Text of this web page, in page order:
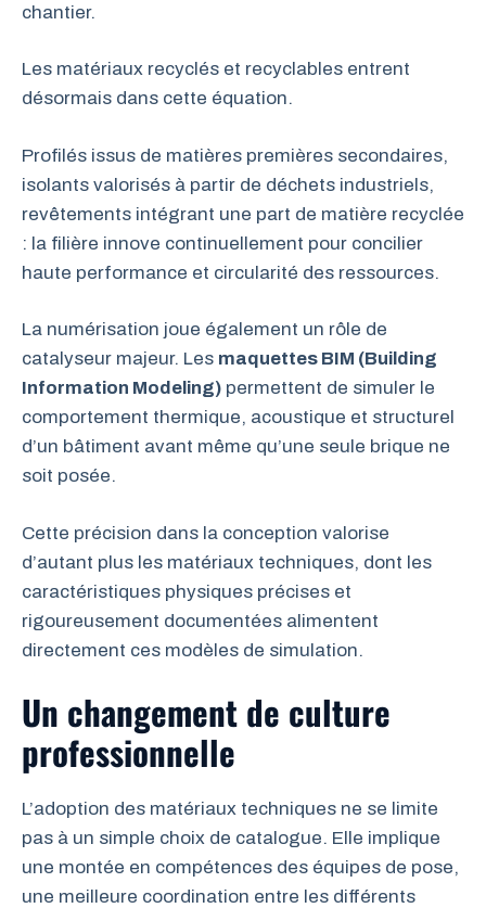
chantier.
Les matériaux recyclés et recyclables entrent
désormais dans cette équation.
Profilés issus de matières premières secondaires,
isolants valorisés à partir de déchets industriels,
revêtements intégrant une part de matière recyclée
: la filière innove continuellement pour concilier
haute performance et circularité des ressources.
La numérisation joue également un rôle de
catalyseur majeur. Les maquettes BIM (Building
Information Modeling) permettent de simuler le
comportement thermique, acoustique et structurel
d’un bâtiment avant même qu’une seule brique ne
soit posée.
Cette précision dans la conception valorise
d’autant plus les matériaux techniques, dont les
caractéristiques physiques précises et
rigoureusement documentées alimentent
directement ces modèles de simulation.
Un changement de culture
professionnelle
L’adoption des matériaux techniques ne se limite
pas à un simple choix de catalogue. Elle implique
une montée en compétences des équipes de pose,
une meilleure coordination entre les différents